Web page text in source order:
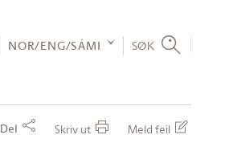
NOR/ENG/SÁMI SØK
Del Skriv ut Meld feil